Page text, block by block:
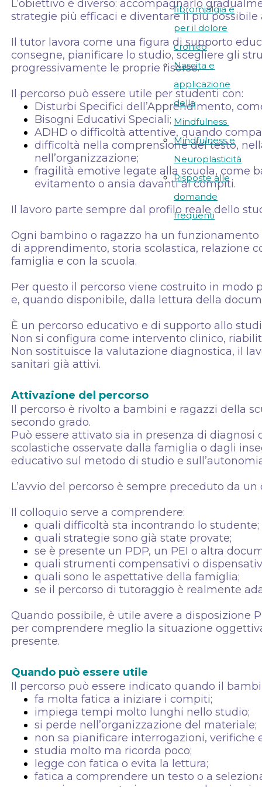
fibromialgia e
per il dolore
cronico
Nascita e
applicazione
della
Mindfulness
Mindfulness e
Neuroplasticità
Risposte alle
domande
frequenti
L’obiettivo è diverso: accompagnarlo
strategie più efficaci e diventare il più possibile
Il tutor lavora come una figura di supporto
consegne, pianificare lo studio, scegliere gli
progressivamente le proprie risorse.
Il percorso può essere utile per studenti con:
Disturbi Specifici dell’Apprendimento,
Bisogni Educativi Speciali;
ADHD o difficoltà attentive, quando
difficoltà nella comprensione del testo,
nell’organizzazione;
fragilità emotive legate alla scuola, come
evitamento o ansia davanti ai compiti.
Il lavoro parte sempre dal profilo reale dello
Ogni bambino o ragazzo ha un
di apprendimento, storia scolastica, relazione
famiglia e con la scuola.
Per questo il percorso viene costruito in
e, quando disponibile, dalla lettura della
È un percorso educativo e di supporto allo
Non si configura come intervento clinico,
Non sostituisce la valutazione diagnostica, il
sanitari già attivi.
Attivazione del percorso
Il percorso è rivolto a bambini e ragazzi della
secondo grado.
Può essere attivato sia in presenza di
scolastiche osservate dalla famiglia o dagli
educativo sul metodo di studio e
L’avvio del percorso è sempre preceduto da
Il colloquio serve a comprendere:
quali difficoltà sta incontrando lo studente;
quali strategie sono già state provate;
se è presente un PDP, un PEI o altra
quali strumenti compensativi o
quali sono le aspettative della famiglia;
se il percorso di tutoraggio è realmente
Quando possibile, è utile avere a disposizione
per comprendere meglio la situazione
presente.
Quando può essere utile
Il percorso può essere indicato quando il
fa molta fatica a iniziare i compiti;
impiega tempi molto lunghi nello studio;
si perde nell’organizzazione del materiale;
non sa pianificare interrogazioni, verifiche
studia molto ma ricorda poco;
legge con fatica o evita la lettura;
fatica a comprendere un testo o a